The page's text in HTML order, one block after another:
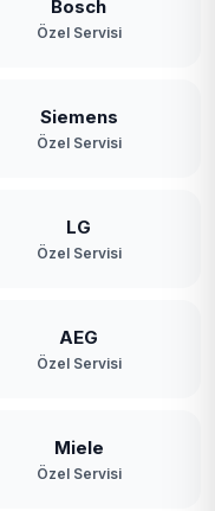
Bosch
Özel Servisi
Siemens
Özel Servisi
LG
Özel Servisi
AEG
Özel Servisi
Miele
Özel Servisi